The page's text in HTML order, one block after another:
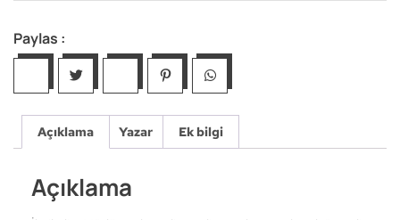
Paylas :
Açıklama Yazar Ek bilgi
Açıklama